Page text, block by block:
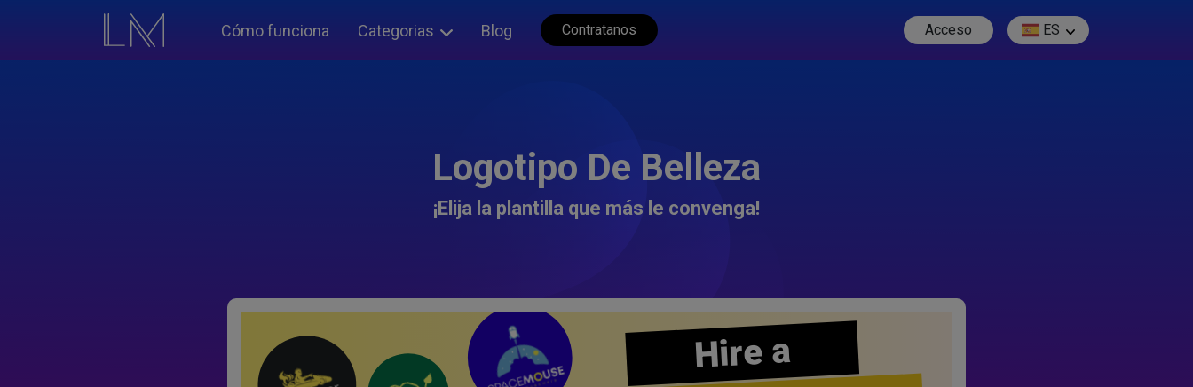
Cómo funciona Categorias Blog Contratanos Acceso ES
Logotipo De Belleza
¡Elija la plantilla que más le convenga!
Hire a